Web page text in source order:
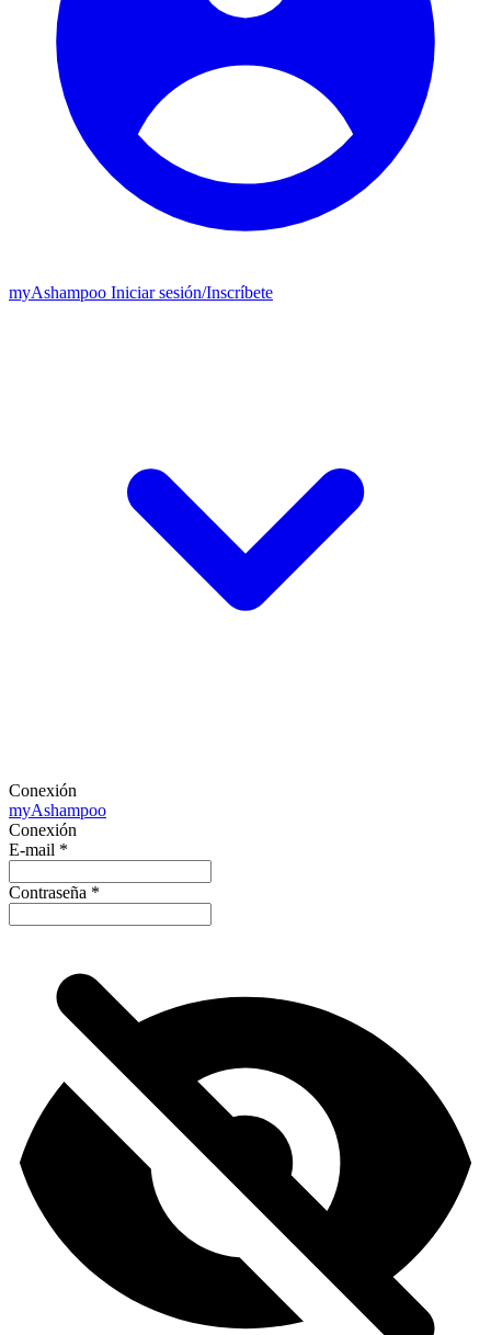
myAshampoo Iniciar sesión/Inscríbete
Conexión
myAshampoo
Conexión
E-mail *
Contraseña *